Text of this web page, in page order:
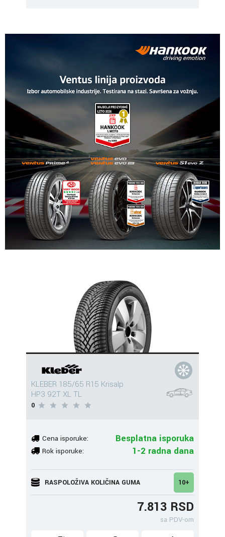
KLEBER 185/65 R15 Krisalp
HP3 92T XL TL
0
Cena isporuke: Besplatna isporuka
Rok isporuke: 1-2 radna dana
RASPOLOŽIVA KOLIČINA GUMA 10+
7.813 RSD
sa PDV-om